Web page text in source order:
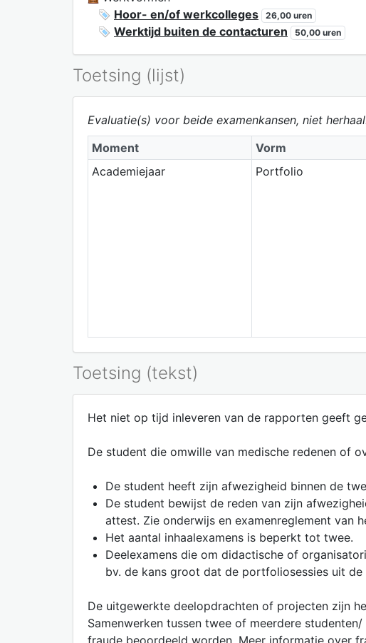
Hoor- en/of werkcolleges
26,00 uren
Werktijd buiten de contacturen 50,00 uren
Toetsing (lijst)
Evaluatie(s) voor beide examenkansen, niet
Moment
Vorm
Academiejaar
Portfolio
Toetsing (tekst)
Het niet op tijd inleveren van de rapporten geeft
De student die omwille van medische redenen of
De student heeft zijn afwezigheid binnen de
De student bewijst de reden van zijn
attest. Zie onderwijs en examenreglement van
Het aantal inhaalexamens is beperkt tot twee.
Deelexamens die om didactische of
bv. de kans groot dat de portfoliosessies uit
De uitgewerkte deelopdrachten of projecten zijn
Samenwerken tussen twee of meerdere
fraude beoordeeld worden. Meer informatie over